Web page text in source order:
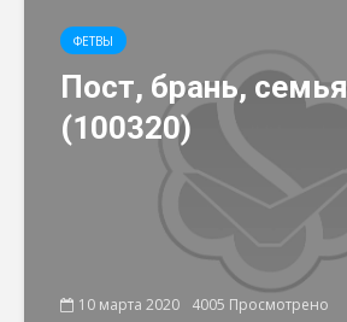
ФЕТВЫ
Пост, брань, семья
(100320)
10 марта 2020 4005 Просмотрено